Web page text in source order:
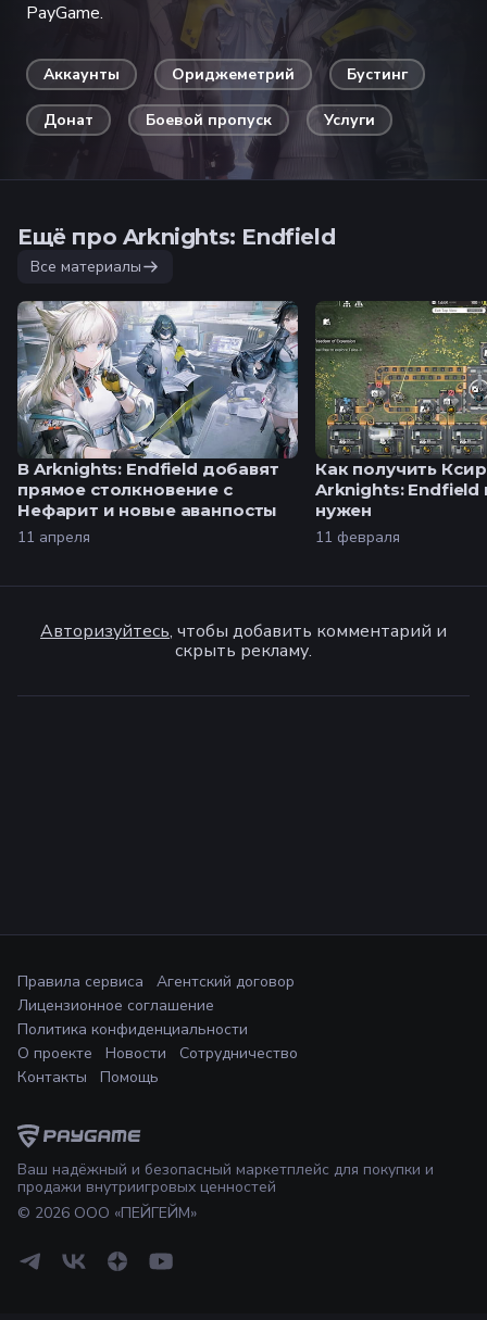
PayGame.
Аккаунты Ориджеметрий Бустинг
Донат Боевой пропуск Услуги
Ещё про Arknights: Endfield
Все материалы
В Arknights: Endfield добавят
прямое столкновение с
Нефарит и новые аванпосты
11 апреля
Как получить
Arknights: Endfield
нужен
11 февраля
Авторизуйтесь, чтобы добавить комментарий и
скрыть рекламу.
Ваш надёжный и безопасный маркетплейс для покупки и
продажи внутриигровых ценностей
© 2026 ООО «ПЕЙГЕЙМ»
Правила сервиса
Агентский договор
Лицензионное соглашение
Политика конфиденциальности
О проекте
Новости
Сотрудничество
Контакты
Помощь